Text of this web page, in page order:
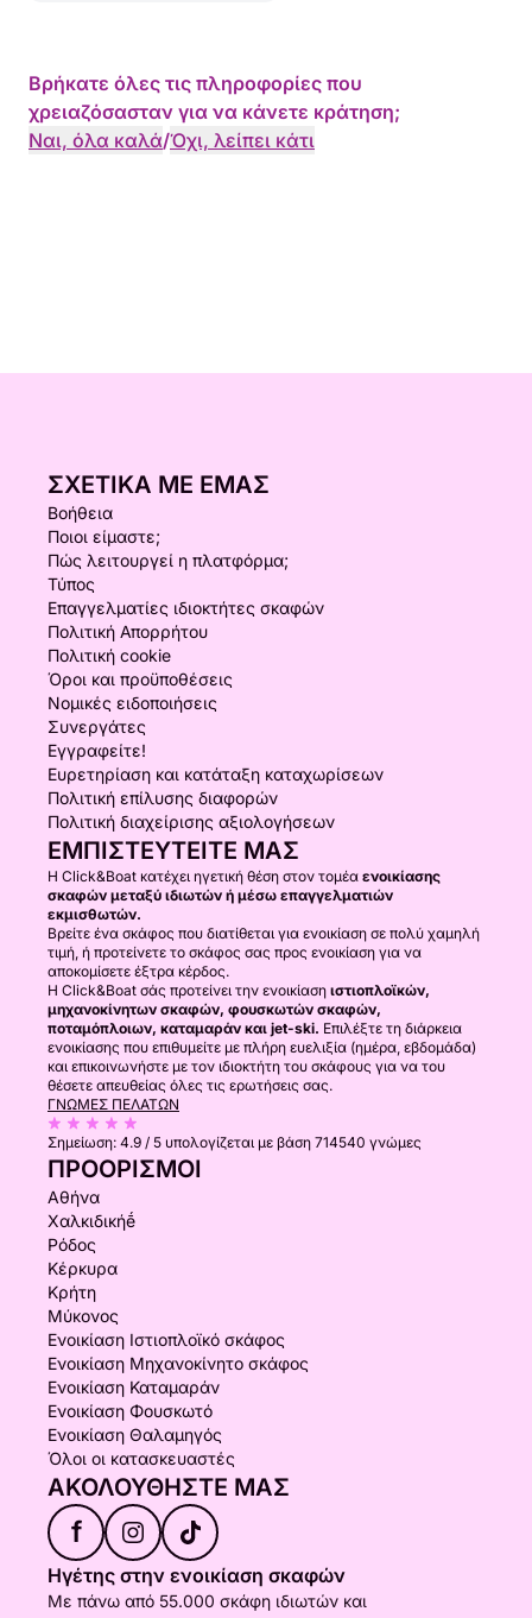
Βρήκατε όλες τις πληροφορίες που
χρειαζόσασταν για να κάνετε κράτηση;
Ναι, όλα καλά/Όχι, λείπει κάτι
ΣΧΕΤΙΚΆ ΜΕ ΕΜΆΣ
Βοήθεια
Ποιοι είμαστε;
Πώς λειτουργεί η πλατφόρμα;
Τύπος
Επαγγελματίες ιδιοκτήτες σκαφών
Πολιτική Απορρήτου
Πολιτική cookie
Όροι και προϋποθέσεις
Νομικές ειδοποιήσεις
Συνεργάτες
Εγγραφείτε!
Ευρετηρίαση και κατάταξη καταχωρίσεων
Πολιτική επίλυσης διαφορών
Πολιτική διαχείρισης αξιολογήσεων
ΕΜΠΙΣΤΕΥΤΕΊΤΕ ΜΑΣ
Η Click&Boat κατέχει ηγετική θέση στον τομέα ενοικίασης
σκαφών μεταξύ ιδιωτών ή μέσω επαγγελματιών
εκμισθωτών.
Βρείτε ένα σκάφος που διατίθεται για ενοικίαση σε πολύ χαμηλή
τιμή, ή προτείνετε το σκάφος σας προς ενοικίαση για να
αποκομίσετε έξτρα κέρδος.
Η Click&Boat σάς προτείνει την ενοικίαση ιστιοπλοϊκών,
μηχανοκίνητων σκαφών, φουσκωτών σκαφών,
ποταμόπλοιων, καταμαράν και jet-ski. Επιλέξτε τη διάρκεια
ενοικίασης που επιθυμείτε με πλήρη ευελιξία (ημέρα, εβδομάδα)
και επικοινωνήστε με τον ιδιοκτήτη του σκάφους για να του
θέσετε απευθείας όλες τις ερωτήσεις σας.
ΓΝΏΜΕΣ ΠΕΛΑΤΏΝ
Σημείωση: 4.9 / 5 υπολογίζεται με βάση 714540 γνώμες
ΠΡΟΟΡΙΣΜΟΊ
Αθήνα
Χαλκιδικήḗ
Ρόδος
Κέρκυρα
Κρήτη
Μύκονος
Ενοικίαση Ιστιοπλοϊκό σκάφος
Ενοικίαση Μηχανοκίνητο σκάφος
Ενοικίαση Καταμαράν
Ενοικίαση Φουσκωτό
Ενοικίαση Θαλαμηγός
Όλοι οι κατασκευαστές
ΑΚΟΛΟΥΘΉΣΤΕ ΜΑΣ
f
Ηγέτης στην ενοικίαση σκαφών
Με πάνω από 55.000 σκάφη ιδιωτών και